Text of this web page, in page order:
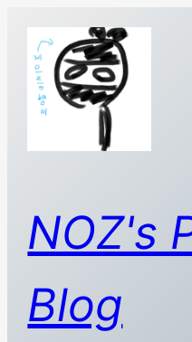
NOZ's
Blog